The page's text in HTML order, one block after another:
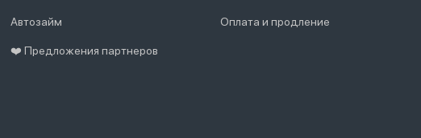
Автозайм
❤️ Предложения партнеров
Оплата и продление